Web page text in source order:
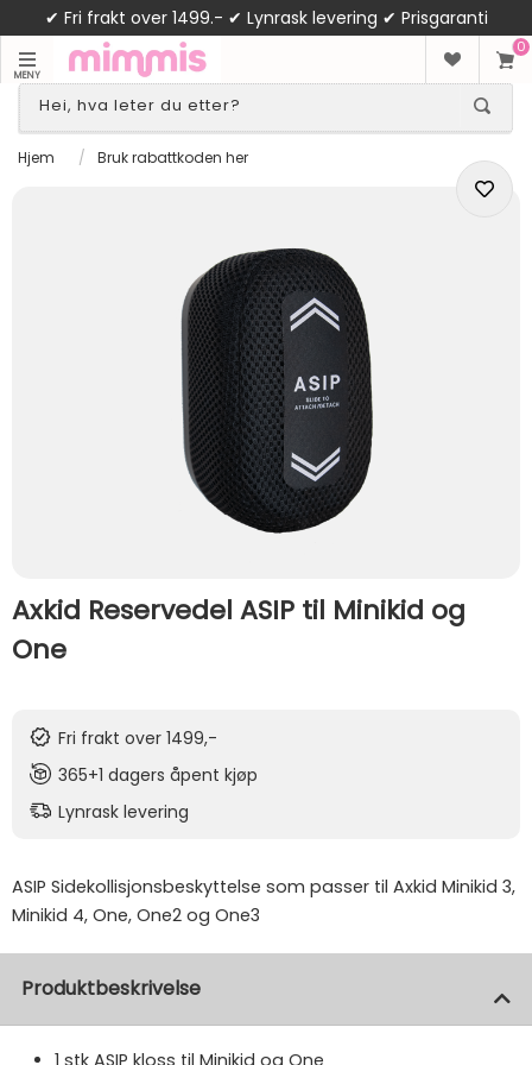
✔ Fri frakt over 1499.- ✔ Lynrask levering ✔ Prisgaranti
MENY
0
Hjem / Bruk rabattkoden her
Axkid Reservedel ASIP til Minikid og
One
Fri frakt over 1499,-
365+1 dagers åpent kjøp
Lynrask levering
ASIP Sidekollisjonsbeskyttelse som passer til Axkid Minikid 3,
Minikid 4, One, One2 og One3
Produktbeskrivelse
1 stk ASIP kloss til Minikid og One